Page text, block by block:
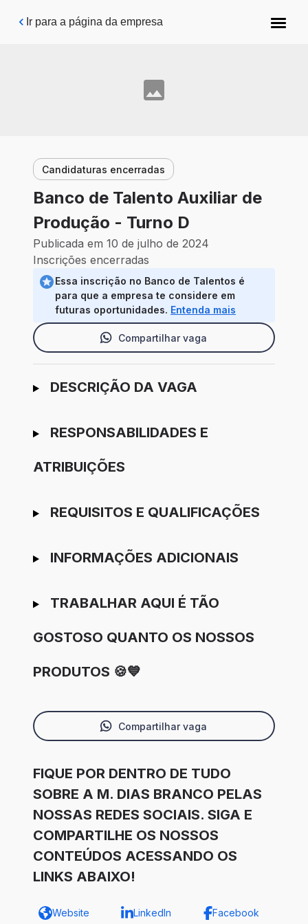
Pular para o conteúdo principal
Ir para a página da empresa
Candidaturas encerradas
Banco de Talento Auxiliar de
Produção - Turno D
Publicada em 10 de julho de 2024
Inscrições encerradas
Essa inscrição no Banco de Talentos é
para que a empresa te considere em
futuras oportunidades. Entenda mais
Compartilhar vaga
Ir para candidatura
DESCRIÇÃO DA VAGA
RESPONSABILIDADES E
ATRIBUIÇÕES
REQUISITOS E QUALIFICAÇÕES
INFORMAÇÕES ADICIONAIS
TRABALHAR AQUI É TÃO
GOSTOSO QUANTO OS NOSSOS
PRODUTOS 🍪💙
Compartilhar vaga
FIQUE POR DENTRO DE TUDO
SOBRE A M. DIAS BRANCO PELAS
NOSSAS REDES SOCIAIS. SIGA E
COMPARTILHE OS NOSSOS
CONTEÚDOS ACESSANDO OS
LINKS ABAIXO!
Website LinkedIn Facebook